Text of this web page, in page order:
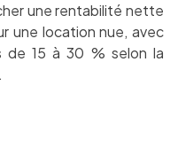
une rentabilité nette
une location nue, avec
de 15 à 30 % selon la